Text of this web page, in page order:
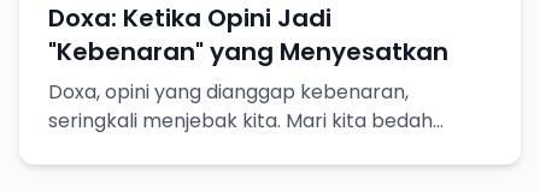
Doxa: Ketika Opini Jadi
"Kebenaran" yang Menyesatkan
Doxa, opini yang dianggap kebenaran,
seringkali menjebak kita. Mari kita bedah